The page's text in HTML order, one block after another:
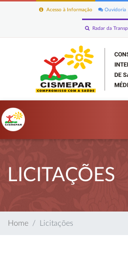
Ouvidoria
Acesso à Informação
Radar da
LICITAÇÕES
Home Licitações